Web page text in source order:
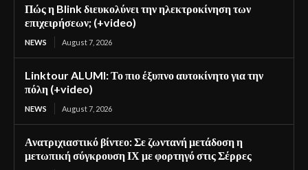
Πώς η Blink διευκολύνει την ηλεκτροκίνηση των
επιχειρήσεων; (+video)
NEWS August 7, 2026
Linktour ALUMI: Το πιο έξυπνο αυτοκίνητο για την
πόλη (+video)
NEWS August 7, 2026
Ανατριχιαστικό βίντεο: Σε ζωντανή μετάδοση η
μετωπική σύγκρουση ΙΧ με φορτηγό στις Σέρρες